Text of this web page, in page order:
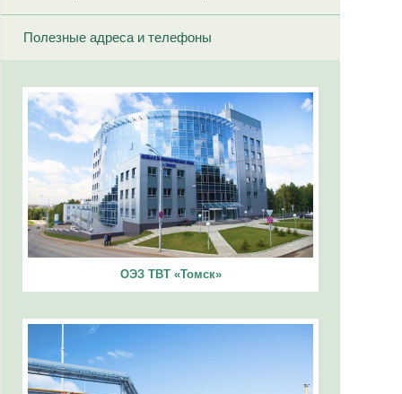
Полезные адреса и телефоны
ОЭЗ ТВТ «Томск»